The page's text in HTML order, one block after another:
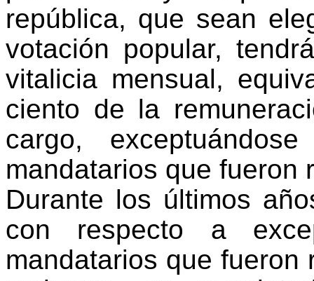
república, que sean
votación popular,
vitalicia mensual,
ciento de la
cargo,
mandatarios que fueron
Durante los últimos
con respecto a
mandatarios que